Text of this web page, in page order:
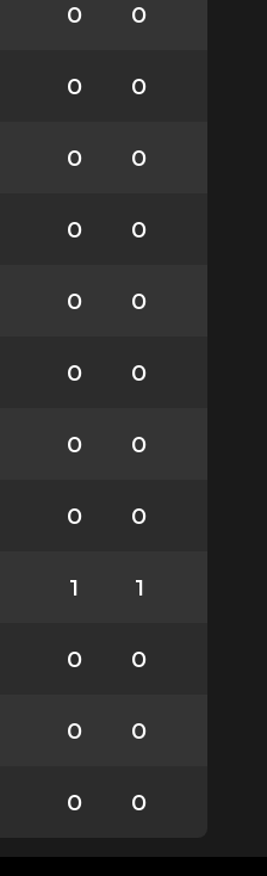
0 0
0 0
0 0
0 0
0 0
0 0
0 0
0 0
1 1
0 0
0 0
0 0